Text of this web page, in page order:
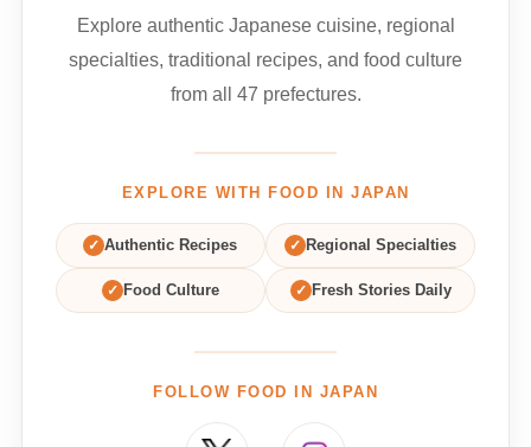
Explore authentic Japanese cuisine, regional
specialties, traditional recipes, and food culture
from all 47 prefectures.
EXPLORE WITH FOOD IN JAPAN
✓ Authentic Recipes ✓ Regional Specialties
✓ Food Culture ✓ Fresh Stories Daily
FOLLOW FOOD IN JAPAN